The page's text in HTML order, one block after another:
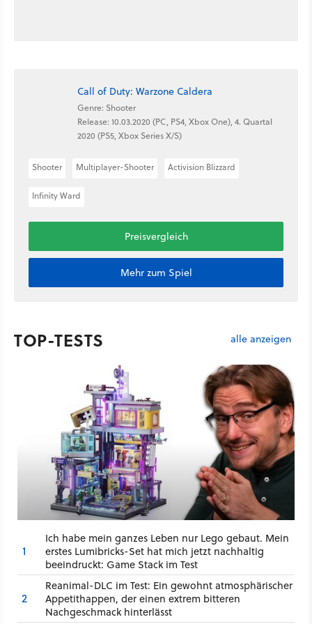
Call of Duty: Warzone Caldera
Genre: Shooter
Release: 10.03.2020 (PC, PS4, Xbox One), 4. Quartal
2020 (PS5, Xbox Series X/S)
Shooter Multiplayer-Shooter Activision Blizzard
Infinity Ward
Preisvergleich
Mehr zum Spiel
TOP-TESTS alle anzeigen
1
Ich habe mein ganzes Leben nur Lego gebaut. Mein
erstes Lumibricks-Set hat mich jetzt nachhaltig
beeindruckt: Game Stack im Test
2
Reanimal-DLC im Test: Ein gewohnt atmosphärischer
Appetithappen, der einen extrem bitteren
Nachgeschmack hinterlässt